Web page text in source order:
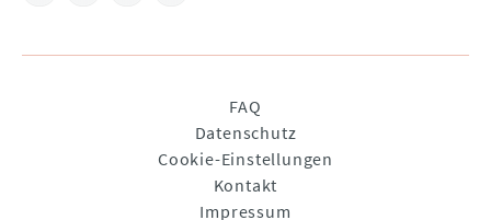
FAQ
Datenschutz
Cookie-Einstellungen
Kontakt
Impressum